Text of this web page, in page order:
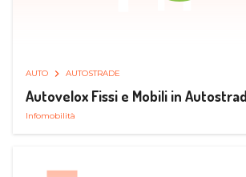
AUTO AUTOSTRADE
Autovelox Fissi e Mobili in
Infomobilità